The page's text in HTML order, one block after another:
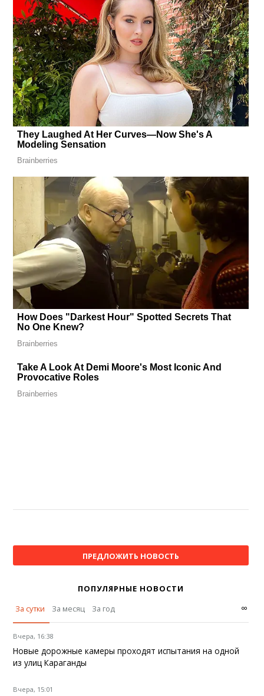
ПРЕДЛОЖИТЬ НОВОСТЬ
ПОПУЛЯРНЫЕ НОВОСТИ
За сутки
За месяц За год ∞
Вчера, 16:38
Новые дорожные камеры проходят испытания на одной
из улиц Караганды
Вчера, 15:01